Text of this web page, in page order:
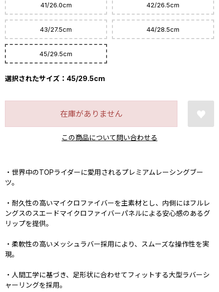
41/26.0cm 42/26.5cm
43/27.5cm 44/28.5cm
45/29.5cm
選択されたサイズ：45/29.5cm
在庫がありません
この商品について問い合わせる
・世界中のTOPライダーに愛用されるプレミアムレーシングブー
ツ。
・耐久性の高いマイクロファイバーを主素材とし、内側にはフルレ
ングスのスエードマイクロファイバーパネルによる安心感のあるグ
リップを提供。
・柔軟性の高いメッシュラバー採用により、スムーズな操作性を実
現。
・人間工学に基づき、足形状に合わせてフィットする大型ラバーシ
ャーリングを採用。